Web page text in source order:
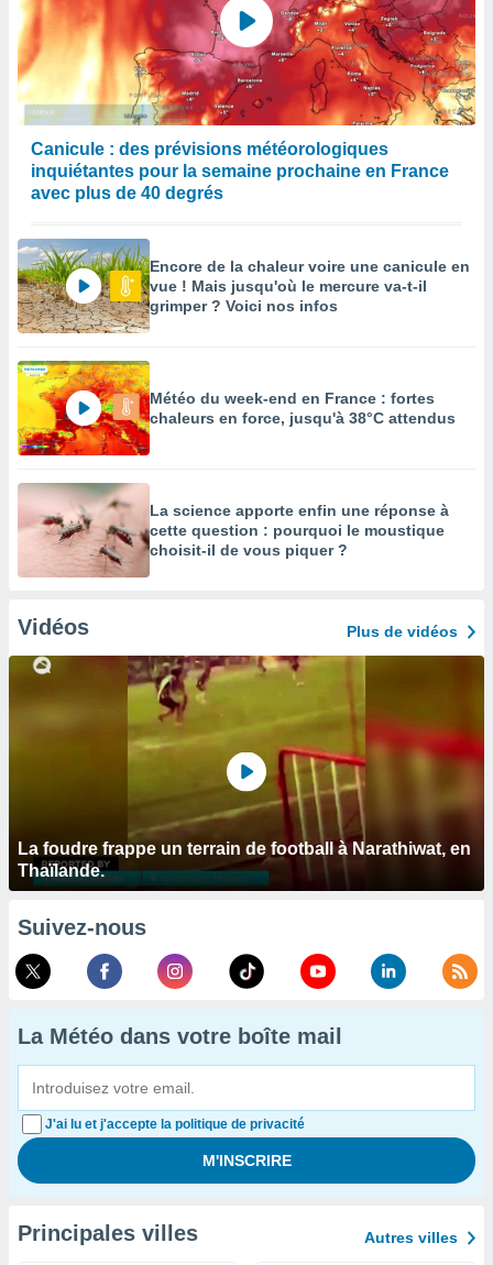
Canicule : des prévisions météorologiques
inquiétantes pour la semaine prochaine en France
avec plus de 40 degrés
Encore de la chaleur voire une canicule en
vue ! Mais jusqu'où le mercure va-t-il
grimper ? Voici nos infos
Météo du week-end en France : fortes
chaleurs en force, jusqu'à 38°C attendus
La science apporte enfin une réponse à
cette question : pourquoi le moustique
choisit-il de vous piquer ?
Vidéos Plus de vidéos
La foudre frappe un terrain de football à Narathiwat, en
Thaïlande.
Suivez-nous
La Météo dans votre boîte mail
J'ai lu et j'accepte la politique de privacité
Principales villes Autres villes